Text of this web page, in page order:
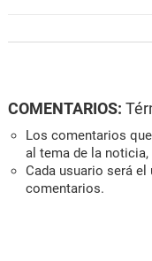
COMENTARIOS:
Los comentarios
al tema de la
Cada usuario será
comentarios.